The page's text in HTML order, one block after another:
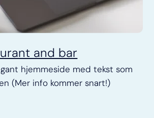
and bar
hjemmeside med tekst som
(Mer info kommer snart!)